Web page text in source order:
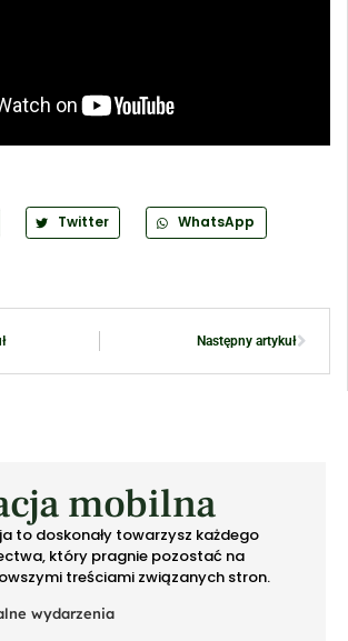
Twitter WhatsApp
Następny artykuł
mobilna
to doskonały towarzysz każdego
który pragnie pozostać na
treściami związanych stron.
wydarzenia